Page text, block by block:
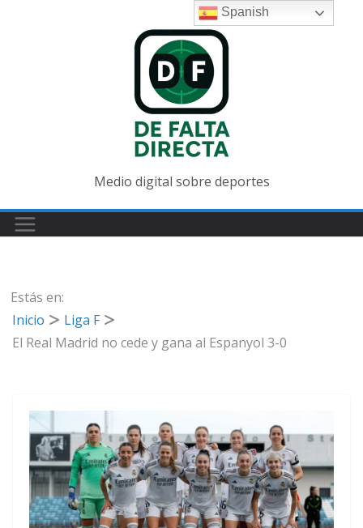
Medio digital sobre deportes
Estás en:
Inicio
Liga F
El Real Madrid no cede y gana al Espanyol 3-0
Spanish